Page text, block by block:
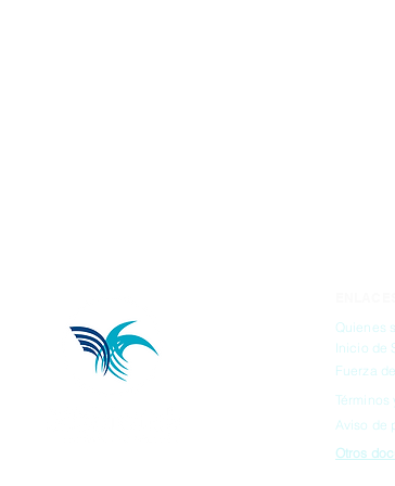
Quienes
Inicio de
Fuerza
Términos
Aviso de
Otros